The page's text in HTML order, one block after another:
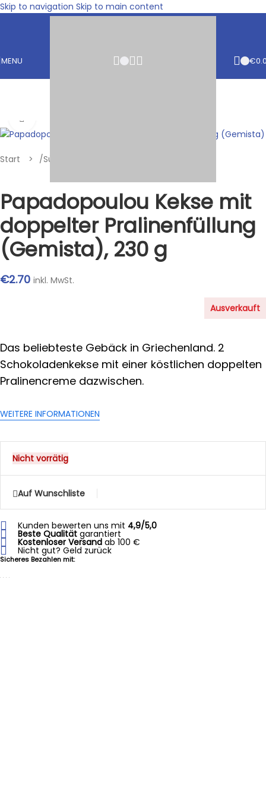
Skip to navigation Skip to main content
MENU €
Start /Süß
Papadopoulou Kekse mit
doppelter Pralinenfüllung
(Gemista), 230 g
€2.70 inkl. MwSt.
Ausverkauft
Das beliebteste Gebäck in Griechenland. 2
Schokoladenkekse mit einer köstlichen doppelten
Pralinencreme dazwischen.
WEITERE INFORMATIONEN
Nicht vorrätig
Auf Wunschliste
Kunden bewerten uns mit 4,9/5,0
Beste Qualität garantiert
Kostenloser Versand ab 100 €
Nicht gut? Geld zurück
Sicheres Bezahlen mit: